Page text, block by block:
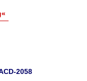
2058